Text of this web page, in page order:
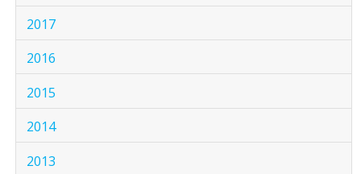
2017
2016
2015
2014
2013